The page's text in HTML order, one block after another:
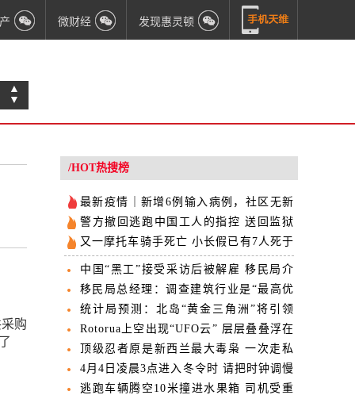
微财经 发现惠灵顿
▲
▼
购
/HOT热搜榜
最新疫情｜新增6例输入病例，社区无新
增
警方撤回逃跑中国工人的指控 送回监狱
关押
又一摩托车骑手死亡 小长假已有7人死于
车祸
中国“黑工”接受采访后被解雇 移民局介
入
移民局总经理：调查建筑行业是“最高优
先事项”
统计局预测：北岛“黄金三角洲”将引领
NZ人口增长
Rotorua上空出现“UFO云” 层层叠叠浮在
半空
顶级忍者原是新西兰最大毒枭 一次走私
半吨冰毒
4月4日凌晨3点进入冬令时 请把时钟调慢
一小时
逃跑车辆腾空10米撞进水果箱 司机受重